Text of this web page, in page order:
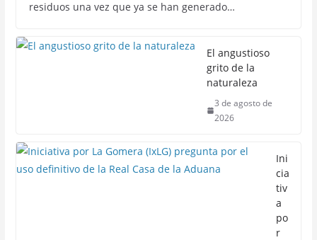
residuos una vez que ya se han generado…
El angustioso
grito de la
naturaleza
3 de agosto de
2026
Ini
cia
tiv
a
po
r